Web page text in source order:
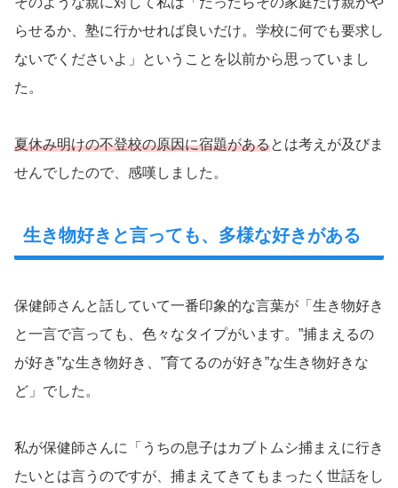
らせるか、塾に行かせれば良いだけ。学校に何でも要求し
ないでくださいよ」ということを以前から思っていまし
た。
夏休み明けの不登校の原因に宿題があるとは考えが及びま
せんでしたので、感嘆しました。
生き物好きと言っても、多様な好きがある
保健師さんと話していて一番印象的な言葉が「生き物好き
と一言で言っても、色々なタイプがいます。”捕まえるの
が好き”な生き物好き、”育てるのが好き”な生き物好きな
ど」でした。
私が保健師さんに「うちの息子はカブトムシ捕まえに行き
たいとは言うのですが、捕まえてきてもまったく世話をし